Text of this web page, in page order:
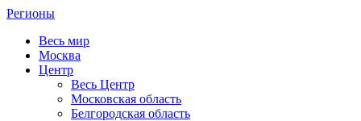
Регионы
Весь мир
Москва
Центр
Весь Центр
Московская область
Белгородская область